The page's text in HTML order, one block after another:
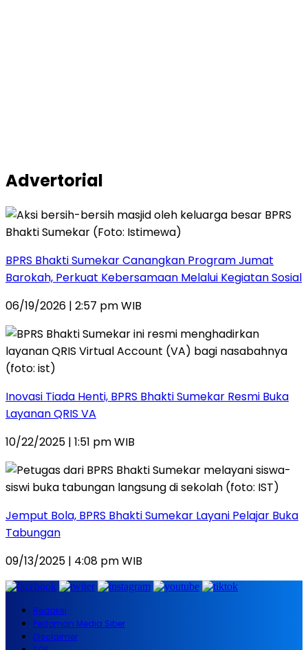
Advertorial
BPRS Bhakti Sumekar Canangkan Program Jumat
Barokah, Perkuat Kebersamaan Melalui Kegiatan Sosial
06/19/2026 | 2:57 pm WIB
Inovasi Tiada Henti, BPRS Bhakti Sumekar Resmi Buka
Layanan QRIS VA
10/22/2025 | 1:51 pm WIB
Jemput Bola, BPRS Bhakti Sumekar Layani Pelajar Buka
Tabungan
09/13/2025 | 4:08 pm WIB
Redaksi
Pedoman Media Siber
Disclaimer